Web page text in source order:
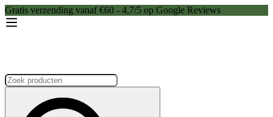
Gratis verzending vanaf €60 - 4,7/5 op Google Reviews
Zoeken: